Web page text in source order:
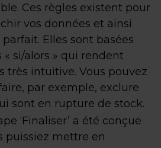
Ces règles existent pour
vos données et ainsi
Elles sont basées
si/alors » qui rendent
très intuitive. Vous pouvez
par exemple, exclure
sont en rupture de stock.
‘Finaliser’ a été conçue
puissiez mettre en